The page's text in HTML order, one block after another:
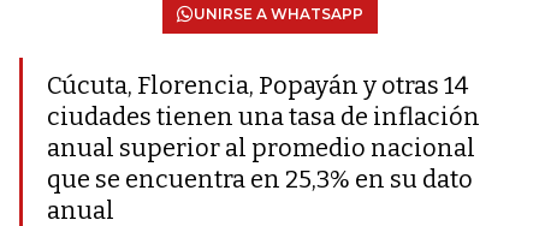
UNIRSE A WHATSAPP
Cúcuta, Florencia, Popayán y otras 14
ciudades tienen una tasa de inflación
anual superior al promedio nacional
que se encuentra en 25,3% en su dato
anual